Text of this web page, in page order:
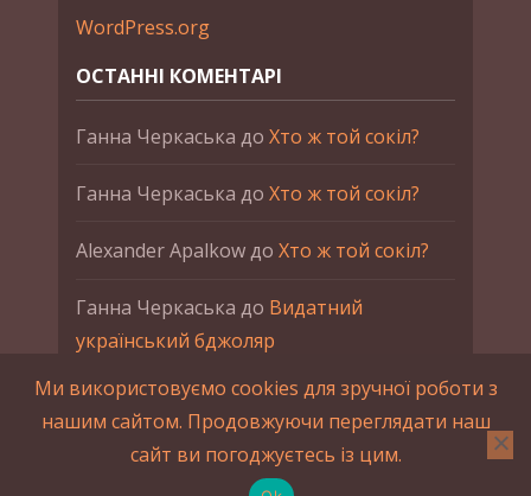
WordPress.org
ОСТАННІ КОМЕНТАРІ
Ганна Черкаська до Хто ж той сокіл?
Ганна Черкаська до Хто ж той сокіл?
Alexander Apalkowдо Хто ж той сокіл?
Ганна Черкаська до Видатний
український бджоляр
Ганна ЧеркаськадоПетро Франко
2015-2023 © UAHistory Всі права застережено.
При використанні матеріалів сайта обов'язкове
Ми використовуємо cookies для зручної роботи з
нашим сайтом. Продовжуючи переглядати наш
сайт ви погоджуєтесь із цим.